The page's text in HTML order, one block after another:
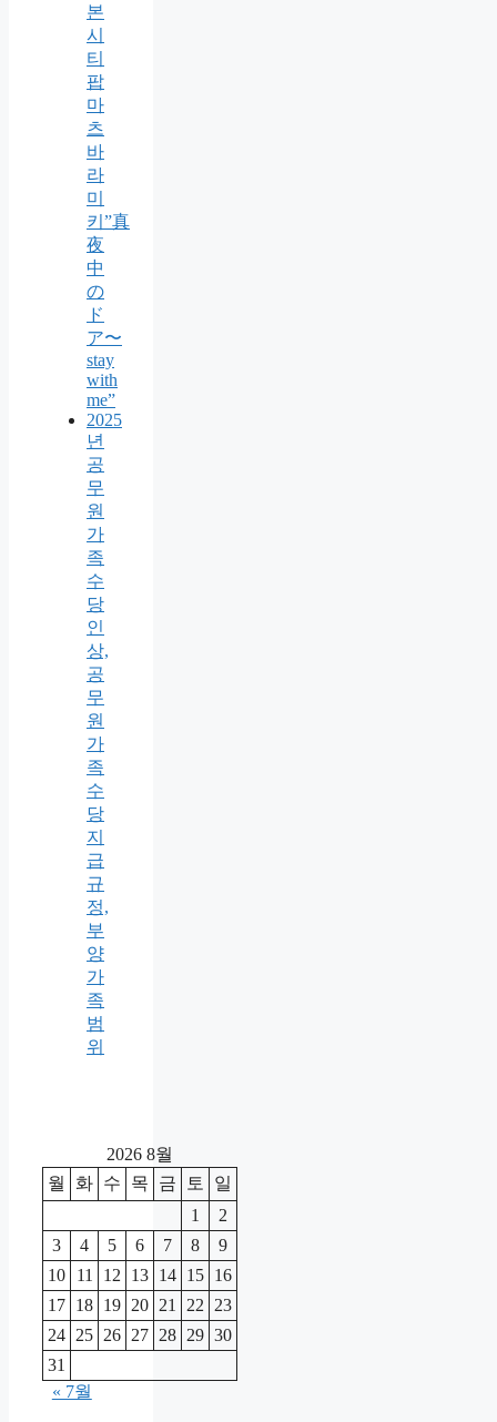
본
시
티
팝
마
츠
바
라
미
키”真
夜
中
の
ド
ア〜
stay
with
me”
2025
년
공
무
원
가
족
수
당
인
상,
공
무
원
가
족
수
당
지
급
규
정,
부
양
가
족
범
위
2026 8월
월
화 수 목 금 토
일
1
2
3
4 5 6 7 8
9
10
11 12 13 14 15 16
17 18 19 20 21 22
23
24 25 26 27 28 29 30
31
« 7월